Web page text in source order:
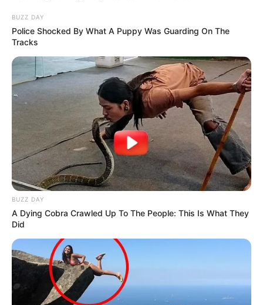
BUZZ DAY
Police Shocked By What A Puppy Was Guarding On The
Tracks
BUZZ DAY
A Dying Cobra Crawled Up To The People: This Is What They
Did